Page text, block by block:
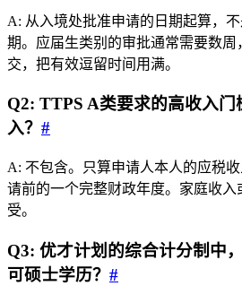
A: 从入境处批准申请的日期起算，
期。应届生类别的审批通常需要数
交，把有效逗留时间用满。
Q2: TTPS A类要求的高收入
入？ #
A: 不包含。只算申请人本人的应税
请前的一个完整财政年度。家庭收
受。
Q3: 优才计划的综合计分制中
可硕士学历？ #